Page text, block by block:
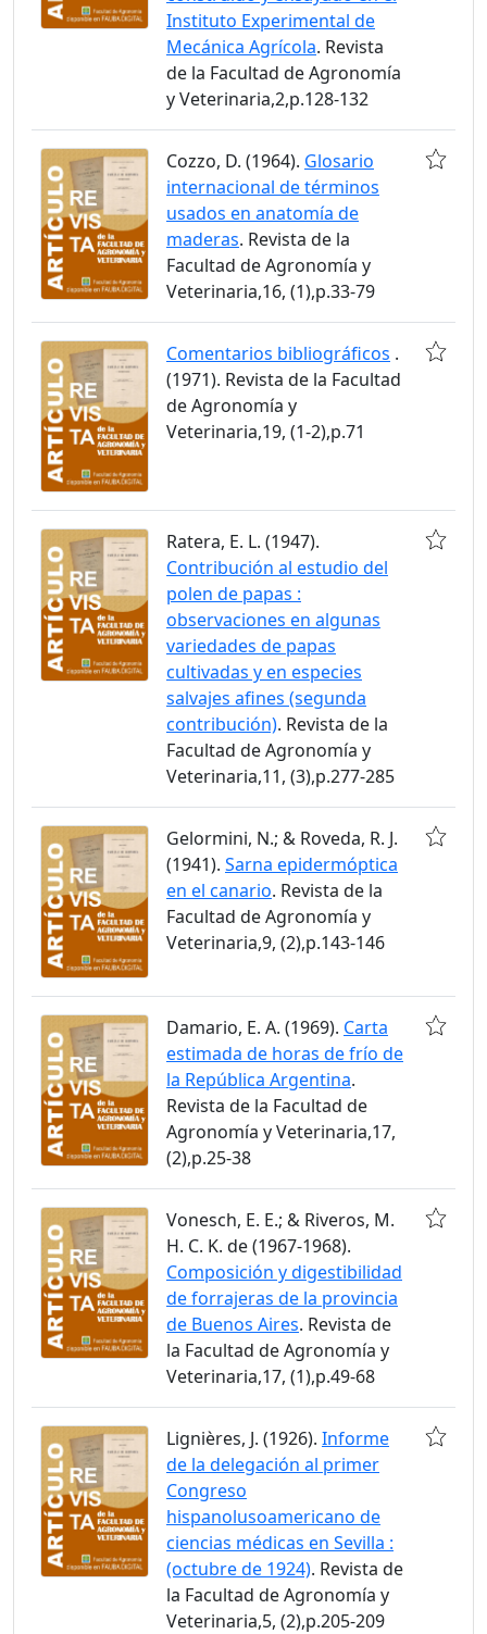
Instituto Experimental de
Mecánica Agrícola. Revista
de la Facultad de Agronomía
y Veterinaria,2,p.128-132
Cozzo, D. (1964). Glosario
internacional de términos
usados en anatomía de
maderas. Revista de la
Facultad de Agronomía y
Veterinaria,16, (1),p.33-79
Comentarios bibliográficos .
(1971). Revista de la Facultad
de Agronomía y
Veterinaria,19, (1-2),p.71
Ratera, E. L. (1947).
Contribución al estudio del
polen de papas :
observaciones en algunas
variedades de papas
cultivadas y en especies
salvajes afines (segunda
contribución). Revista de la
Facultad de Agronomía y
Veterinaria,11, (3),p.277-285
Gelormini, N.; & Roveda, R. J.
(1941). Sarna epidermóptica
en el canario. Revista de la
Facultad de Agronomía y
Veterinaria,9, (2),p.143-146
Damario, E. A. (1969). Carta
estimada de horas de frío de
la República Argentina.
Revista de la Facultad de
Agronomía y Veterinaria,17,
(2),p.25-38
Vonesch, E. E.; & Riveros, M.
H. C. K. de (1967-1968).
Composición y digestibilidad
de forrajeras de la provincia
de Buenos Aires. Revista de
la Facultad de Agronomía y
Veterinaria,17, (1),p.49-68
Lignières, J. (1926). Informe
de la delegación al primer
Congreso
hispanolusoamericano de
ciencias médicas en Sevilla :
(octubre de 1924). Revista de
la Facultad de Agronomía y
Veterinaria,5, (2),p.205-209